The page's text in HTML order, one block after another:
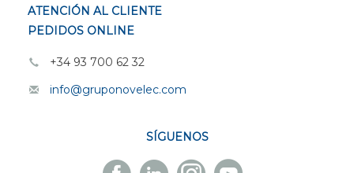
ATENCIÓN AL CLIENTE
PEDIDOS ONLINE
+34 93 700 62 32
info@gruponovelec.com
SÍGUENOS